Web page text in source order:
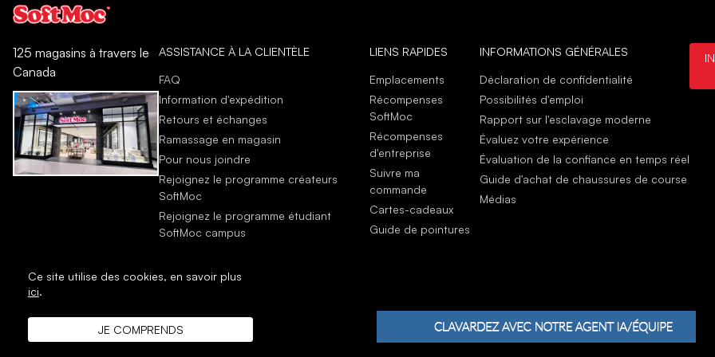
Ce site utilise des cookies, en savoir plus
ici.
JE COMPRENDS
125 magasins à travers le
Canada
ASSISTANCE À LA CLIENTÈLE
FAQ
Information d'expédition
Retours et échanges
Ramassage en magasin
Pour nous joindre
Rejoignez le programme créateurs
SoftMoc
Rejoignez le programme étudiant
SoftMoc campus
LIENS RAPIDES
Emplacements
Récompenses
SoftMoc
Récompenses
d'entreprise
Suivre ma
commande
Cartes-cadeaux
Guide de pointures
INFORMATIONS GÉNÉRALES
Déclaration de confidentialité
Possibilités d'emploi
Rapport sur l'esclavage moderne
Évaluez votre expérience
Évaluation de la confiance en temps réel
Guide d'achat de chaussures de course
Médias